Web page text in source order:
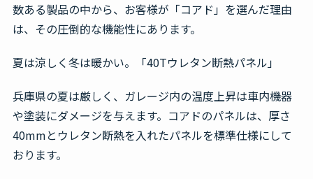
数ある製品の中から、お客様が「コアド」を選んだ理由
は、その圧倒的な機能性にあります。
夏は涼しく冬は暖かい。「40Tウレタン断熱パネル」
兵庫県の夏は厳しく、ガレージ内の温度上昇は車内機器
や塗装にダメージを与えます。コアドのパネルは、厚さ
40mmとウレタン断熱を入れたパネルを標準仕様にして
おります。